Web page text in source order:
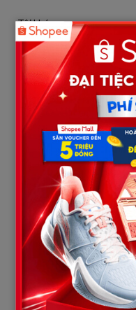
Tôi khóc.
Chiều hôm đó, tôi gom
nộp viện.
Đêm trước ngày mổ, tai
Đêm trước ngày mổ, một
phố. Tiếng gió rít qua khe
thét của định mệnh. Tôi
tay khô héo của bố Phúc.
an thần, hơi thở nhọc
Đúng lúc đó, cánh cửa
áo xộc xệch, nồng nặc
Trang – người phụ nữ đã
diện một bộ đầm đỏ rực
Tuấn lao đến, định nắm